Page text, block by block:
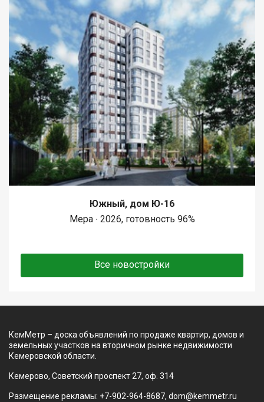
Южный, дом Ю-16
Мера ∙ 2026, готовность 96%
Все новостройки
КемМетр – доска объявлений по продаже квартир, домов и
земельных участков на вторичном рынке недвижимости
Кемеровской области.
Кемерово, Советский проспект 27, оф. 314
Размещение рекламы: +7-902-964-8687, dom@kemmetr.ru